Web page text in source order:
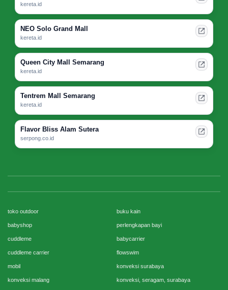
kereta.id
NEO Solo Grand Mall
kereta.id
Queen City Mall Semarang
kereta.id
Tentrem Mall Semarang
kereta.id
Flavor Bliss Alam Sutera
serpong.co.id
toko outdoor buku kain
babyshop perlengkapan bayi
cuddleme babycarrier
cuddleme carrier flowswim
mobil konveksi surabaya
konveksi malang konveksi, seragam, surabaya